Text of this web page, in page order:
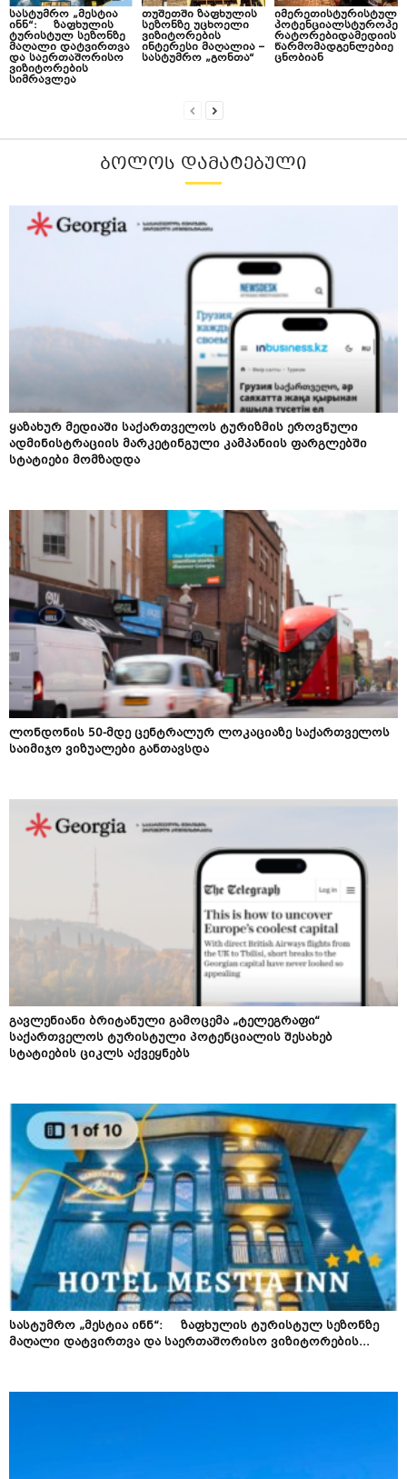
სასტუმრო „მესტია
ინნ“: ზაფხულის
ტურისტულ სეზონზე
მაღალი დატვირთვა
და საერთაშორისო
ვიზიტორების
სიმრავლეა
თუშეთში ზაფხულის
სეზონზე უცხოელი
ვიზიტორების
ინტერესი მაღალია –
სასტუმრო „გონთა“
იმერეთისტურისტულ
პოტენციალსტუროპე
რატორებიდამედიის
წარმომადგენლებიე
ცნობიან
ᲑᲝᲚᲝᲡ ᲓᲐᲛᲐᲢᲔᲑᲣᲚᲘ
ყაზახურ მედიაში საქართველოს ტურიზმის ეროვნული
ადმინისტრაციის მარკეტინგული კამპანიის ფარგლებში
სტატიები მომზადდა
ლონდონის 50-მდე ცენტრალურ ლოკაციაზე საქართველოს
საიმიჯო ვიზუალები განთავსდა
გავლენიანი ბრიტანული გამოცემა „ტელეგრაფი“
საქართველოს ტურისტული პოტენციალის შესახებ
სტატიების ციკლს აქვეყნებს
სასტუმრო „მესტია ინნ“: ზაფხულის ტურისტულ სეზონზე
მაღალი დატვირთვა და საერთაშორისო ვიზიტორების...